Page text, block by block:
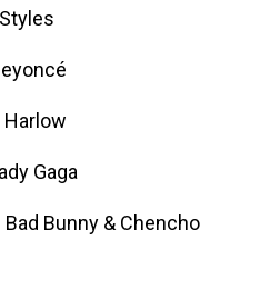
Harlow
Gaga
Bad Bunny & Chencho